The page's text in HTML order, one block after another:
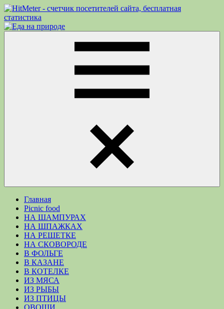
Перейти
к
Главная
Picnic food
НА ШАМПУРАХ
НА ШПАЖКАХ
НА РЕШЕТКЕ
НА СКОВОРОДЕ
В ФОЛЬГЕ
В КАЗАНЕ
В КОТЕЛКЕ
ИЗ МЯСА
ИЗ РЫБЫ
ИЗ ПТИЦЫ
ОВОЩИ